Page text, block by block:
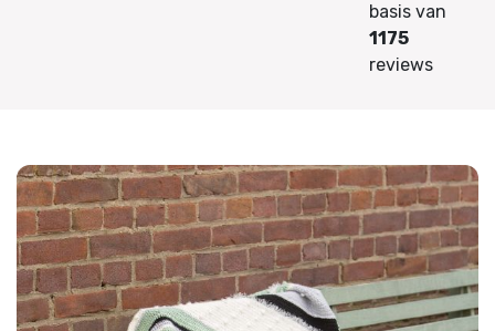
basis van
1175
reviews